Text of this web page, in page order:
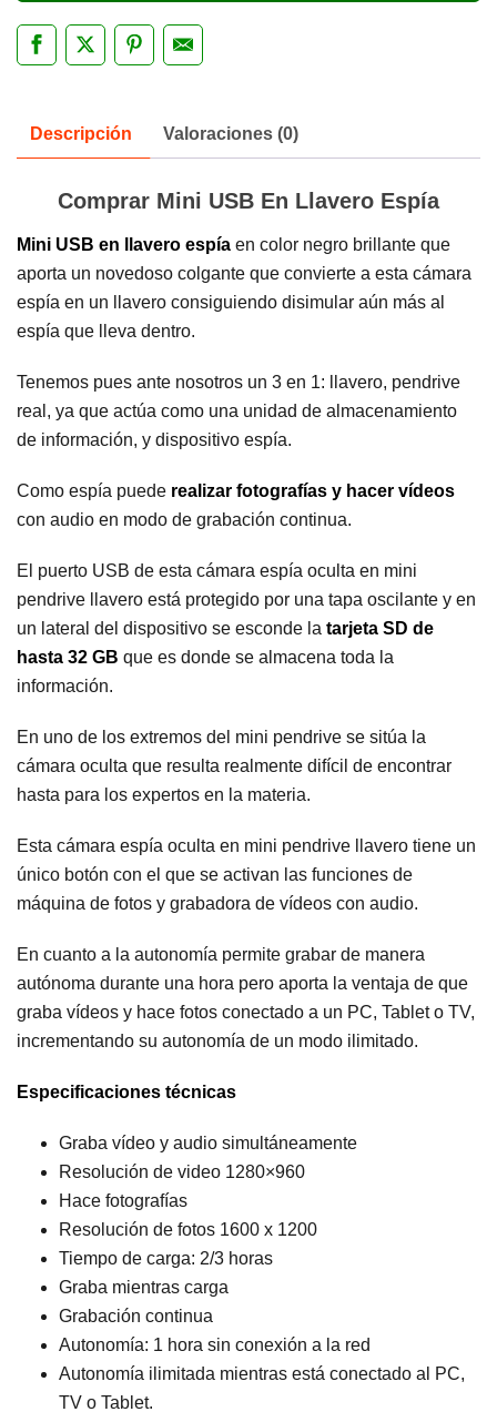
Descripción Valoraciones (0)
Comprar Mini USB En Llavero Espía
Mini USB en llavero espía en color negro brillante que
aporta un novedoso colgante que convierte a esta cámara
espía en un llavero consiguiendo disimular aún más al
espía que lleva dentro.
Tenemos pues ante nosotros un 3 en 1: llavero, pendrive
real, ya que actúa como una unidad de almacenamiento
de información, y dispositivo espía.
Como espía puede realizar fotografías y hacer vídeos
con audio en modo de grabación continua.
El puerto USB de esta cámara espía oculta en mini
pendrive llavero está protegido por una tapa oscilante y en
un lateral del dispositivo se esconde la tarjeta SD de
hasta 32 GB que es donde se almacena toda la
información.
En uno de los extremos del mini pendrive se sitúa la
cámara oculta que resulta realmente difícil de encontrar
hasta para los expertos en la materia.
Esta cámara espía oculta en mini pendrive llavero tiene un
único botón con el que se activan las funciones de
máquina de fotos y grabadora de vídeos con audio.
En cuanto a la autonomía permite grabar de manera
autónoma durante una hora pero aporta la ventaja de que
graba vídeos y hace fotos conectado a un PC, Tablet o TV,
incrementando su autonomía de un modo ilimitado.
Especificaciones técnicas
Graba vídeo y audio simultáneamente
Resolución de video 1280×960
Hace fotografías
Resolución de fotos 1600 x 1200
Tiempo de carga: 2/3 horas
Graba mientras carga
Grabación continua
Autonomía: 1 hora sin conexión a la red
Autonomía ilimitada mientras está conectado al PC,
TV o Tablet.